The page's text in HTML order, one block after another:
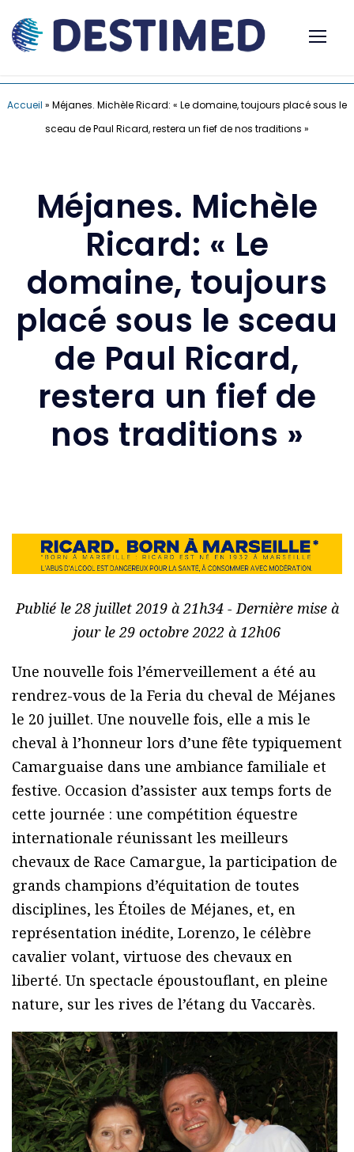
Accueil » Méjanes. Michèle Ricard: « Le domaine, toujours placé sous le
sceau de Paul Ricard, restera un fief de nos traditions »
Méjanes. Michèle
Ricard: « Le
domaine, toujours
placé sous le sceau
de Paul Ricard,
restera un fief de
nos traditions »
Publié le 28 juillet 2019 à 21h34 - Dernière mise à
jour le 29 octobre 2022 à 12h06
Une nouvelle fois l’émerveillement a été au
rendrez-vous de la Feria du cheval de Méjanes
le 20 juillet. Une nouvelle fois, elle a mis le
cheval à l’honneur lors d’une fête typiquement
Camarguaise dans une ambiance familiale et
festive. Occasion d’assister aux temps forts de
cette journée : une compétition équestre
internationale réunissant les meilleurs
chevaux de Race Camargue, la participation de
grands champions d’équitation de toutes
disciplines, les Étoiles de Méjanes, et, en
représentation inédite, Lorenzo, le célèbre
cavalier volant, virtuose des chevaux en
liberté. Un spectacle époustouflant, en pleine
nature, sur les rives de l’étang du Vaccarès.